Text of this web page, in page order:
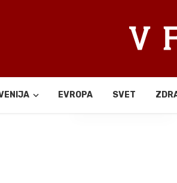
EVROPA SVET
Deli